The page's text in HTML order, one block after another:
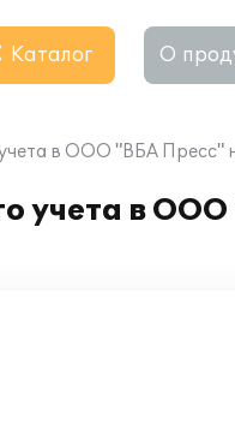
Каталог О
учета в ООО "ВБА
учета в